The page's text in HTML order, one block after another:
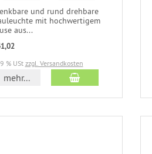
und rund drehbare
mit hochwertigem
aus...
% UStzzgl. Versandkosten
mehr...